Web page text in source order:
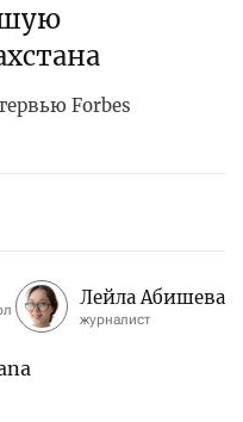
Forbes
Лейла Абишева
журналист